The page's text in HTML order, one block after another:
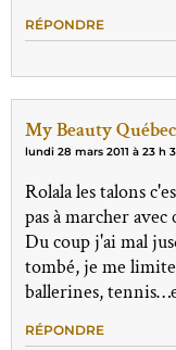
RÉPONDRE
My Beauty Québec
lundi 28 mars 2011 à 23 h
Rolala les talons
pas à marcher
Du coup j'ai mal
tombé, je me
ballerines,
RÉPONDRE